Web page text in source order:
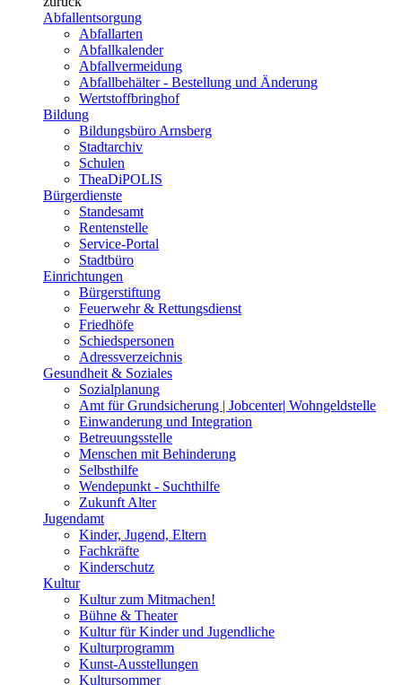
Abfallentsorgung
Abfallarten
Abfallkalender
Abfallvermeidung
Abfallbehälter - Bestellung und Änderung
Wertstoffbringhof
Bildung
Bildungsbüro Arnsberg
Stadtarchiv
Schulen
TheaDiPOLIS
Bürgerdienste
Standesamt
Rentenstelle
Service-Portal
Stadtbüro
Einrichtungen
Bürgerstiftung
Feuerwehr & Rettungsdienst
Friedhöfe
Schiedspersonen
Adressverzeichnis
Gesundheit & Soziales
Sozialplanung
Amt für Grundsicherung | Jobcenter| Wohngeldstelle
Einwanderung und Integration
Betreuungsstelle
Menschen mit Behinderung
Selbsthilfe
Wendepunkt - Suchthilfe
Zukunft Alter
Jugendamt
Kinder, Jugend, Eltern
Fachkräfte
Kinderschutz
Kultur
Kultur zum Mitmachen!
Bühne & Theater
Kultur für Kinder und Jugendliche
Kulturprogramm
Kunst-Ausstellungen
Kultursommer